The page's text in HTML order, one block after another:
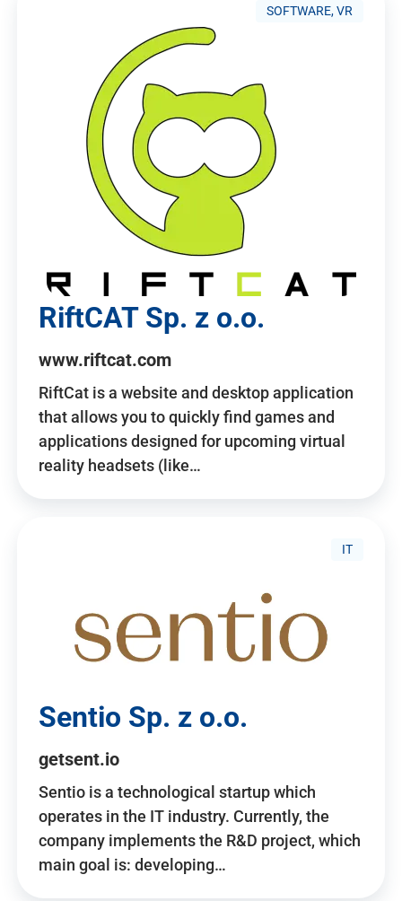
SOFTWARE, VR
RiftCAT Sp. z o.o.
www.riftcat.com
RiftCat is a website and desktop application
that allows you to quickly find games and
applications designed for upcoming virtual
reality headsets (like…
IT
Sentio Sp. z o.o.
getsent.io
Sentio is a technological startup which
operates in the IT industry. Currently, the
company implements the R&D project, which
main goal is: developing…